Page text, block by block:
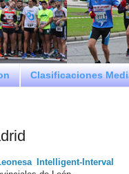
Clasificaciones
Intelligent-Interval